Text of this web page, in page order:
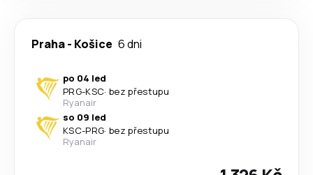
Praha- Košice 6 dni
po 04 led
PRG-KSC· bez přestupu
Ryanair
so 09 led
KSC-PRG· bez přestupu
Ryanair